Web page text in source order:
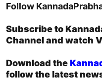
Follow
Subscribe to
Channel and watch
Download the
follow the latest